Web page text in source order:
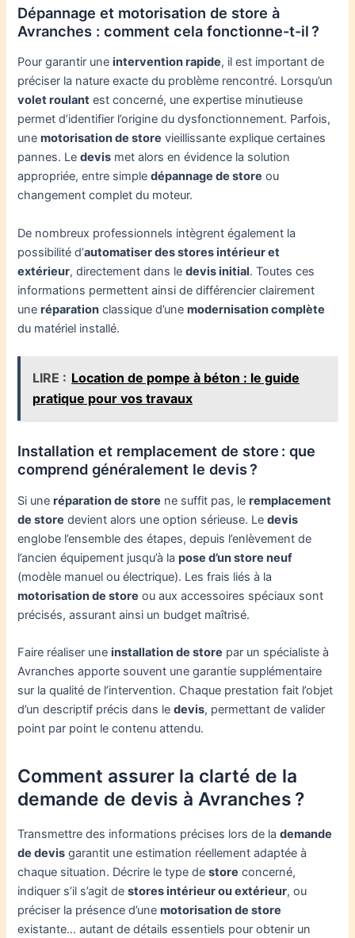
Dépannage et motorisation de store à
Avranches : comment cela fonctionne-t-il ?
Pour garantir uneintervention rapide, il est important de
préciser la nature exacte du problème rencontré. Lorsqu’un
volet roulant est concerné, une expertise minutieuse
permet d’identifier l’origine du dysfonctionnement. Parfois,
unemotorisation de store vieillissante explique certaines
pannes. Ledevis met alors en évidence la solution
appropriée, entre simpledépannage de store ou
changement complet du moteur.
De nombreux professionnels intègrent également la
possibilité d’automatiser des stores intérieur et
extérieur, directement dans ledevis initial. Toutes ces
informations permettent ainsi de différencier clairement
uneréparation classique d’unemodernisation complète
du matériel installé.
LIRE : Location de pompe à béton : le guide
pratique pour vos travaux
Installation et remplacement de store : que
comprend généralement le devis ?
Si uneréparation de store ne suffit pas, leremplacement
de store devient alors une option sérieuse. Ledevis
englobe l’ensemble des étapes, depuis l’enlèvement de
l’ancien équipement jusqu’à lapose d’un store neuf
(modèle manuel ou électrique). Les frais liés à la
motorisation de store ou aux accessoires spéciaux sont
précisés, assurant ainsi un budget maîtrisé.
Faire réaliser uneinstallation de store par un spécialiste à
Avranches apporte souvent une garantie supplémentaire
sur la qualité de l’intervention. Chaque prestation fait l’objet
d’un descriptif précis dans ledevis, permettant de valider
point par point le contenu attendu.
Comment assurer la clarté de la
demande de devis à Avranches ?
Transmettre des informations précises lors de lademande
de devis garantit une estimation réellement adaptée à
chaque situation. Décrire le type destore concerné,
indiquer s’il s’agit destores intérieur ou extérieur, ou
préciser la présence d’unemotorisation de store
existante… autant de détails essentiels pour obtenir un